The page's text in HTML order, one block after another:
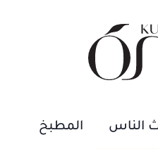
الناس المطبخ